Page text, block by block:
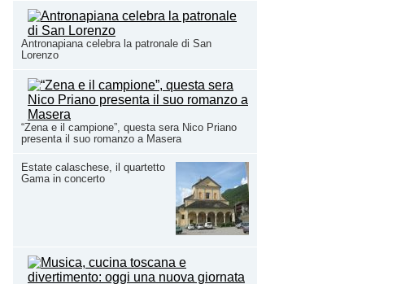
Antronapiana celebra la patronale di San
Lorenzo
“Zena e il campione”, questa sera Nico Priano
presenta il suo romanzo a Masera
Estate calaschese, il quartetto
Gama in concerto